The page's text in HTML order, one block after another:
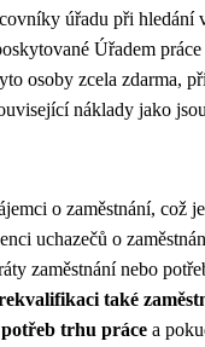
úřadu při hledání
Úřadem
osoby zcela zdarma,
náklady jako
o zaměstnání, což
uchazečů o
zaměstnání nebo
také
potřeb trhu práce a